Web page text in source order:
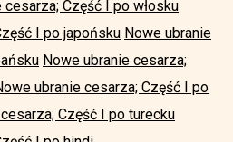
cesarza; Część I po włosku
I po japońsku Nowe ubranie
Nowe ubranie cesarza;
ubranie cesarza; Część I po
Część I po turecku